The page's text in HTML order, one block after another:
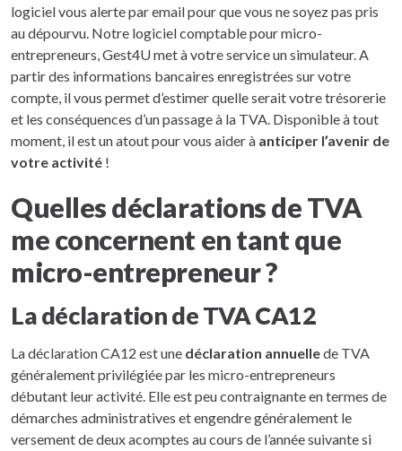
logiciel vous alerte par email pour que vous ne soyez pas pris
au dépourvu. Notre logiciel comptable pour micro-
entrepreneurs, Gest4U met à votre service un simulateur. A
partir des informations bancaires enregistrées sur votre
compte, il vous permet d’estimer quelle serait votre trésorerie
et les conséquences d’un passage à la TVA. Disponible à tout
moment, il est un atout pour vous aider à anticiper l’avenir de
votre activité !
Quelles déclarations de TVA
me concernent en tant que
micro-entrepreneur ?
La déclaration de TVA CA12
La déclaration CA12 est une déclaration annuellede TVA
généralement privilégiée par les micro-entrepreneurs
débutant leur activité. Elle est peu contraignante en termes de
démarches administratives et engendre généralement le
versement de deux acomptes au cours de l’année suivante si